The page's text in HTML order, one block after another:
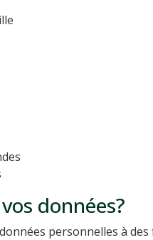
données?
personnelles à